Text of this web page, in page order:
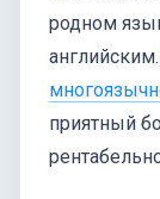
родном
английским.
приятный